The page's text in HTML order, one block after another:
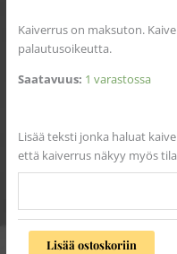
Kaiverrus on maksuton.
palautusoikeutta.
Saatavuus: 1 varastossa
Lisää teksti jonka haluat
että kaiverrus näkyy myös
Lisää ostoskoriin